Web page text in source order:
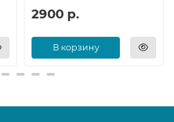
2900 р.
В корзину